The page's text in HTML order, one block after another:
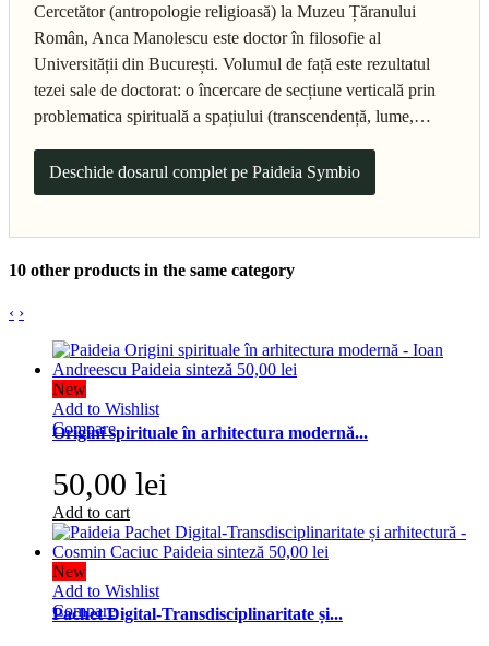
Cercetător (antropologie religioasă) la Muzeu Țăranului
Român, Anca Manolescu este doctor în filosofie al
Universității din București. Volumul de față este rezultatul
tezei sale de doctorat: o încercare de secțiune verticală prin
problematica spirituală a spațiului (transcendență, lume,…
Deschide dosarul complet pe Paideia Symbio
10 other products in the same category
‹ ›
New
Add to Wishlist
Compare
Origini spirituale în arhitectura modernă...
50,00 lei
Add to cart
New
Add to Wishlist
Compare
Pachet Digital-Transdisciplinaritate și...